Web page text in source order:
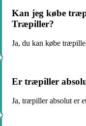
Kan jeg købe
Træpiller?
Ja, du kan købe
Er træpiller
Ja, træpiller absolut er